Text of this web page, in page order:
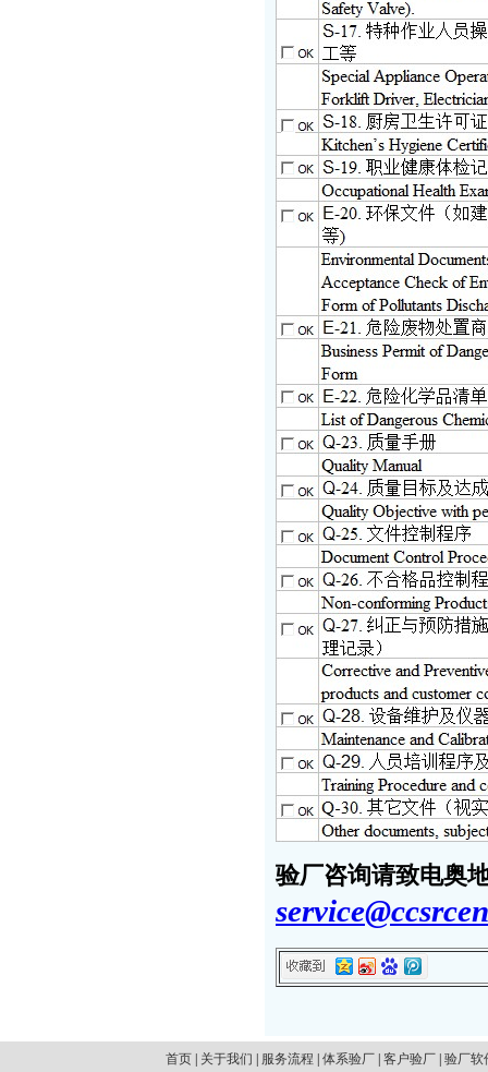
验厂咨询请致电奥
首页| 关于我们 服务流程 体系验厂| 客户验厂| 验厂软